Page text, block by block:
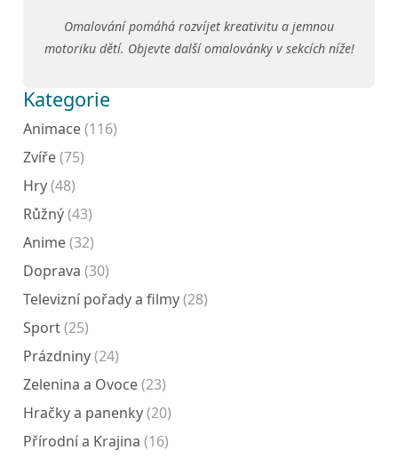
Omalování pomáhá rozvíjet kreativitu a jemnou
motoriku dětí. Objevte další omalovánky v sekcích níže!
Kategorie
Animace(116)
Zvíře(75)
Hry(48)
Růžný(43)
Anime(32)
Doprava (30)
Televizní pořady a filmy(28)
Sport(25)
Prázdniny(24)
Zelenina a Ovoce(23)
Hračky a panenky(20)
Přírodní a Krajina (16)